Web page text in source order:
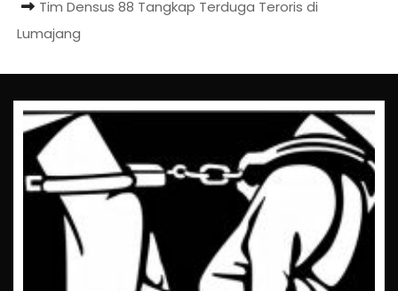
Tim Densus 88 Tangkap Terduga Teroris di
Lumajang